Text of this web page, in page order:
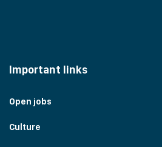
Important links
Open jobs
Culture